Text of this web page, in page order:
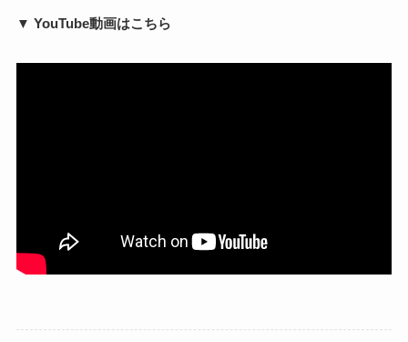
▼ YouTube動画はこちら